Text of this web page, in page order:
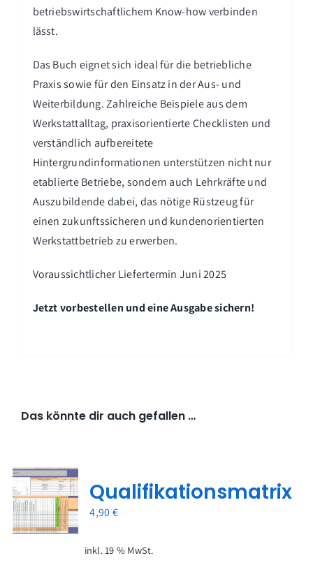
betriebswirtschaftlichem Know-how verbinden
lässt.
Das Buch eignet sich ideal für die betriebliche
Praxis sowie für den Einsatz in der Aus- und
Weiterbildung. Zahlreiche Beispiele aus dem
Werkstattalltag, praxisorientierte Checklisten und
verständlich aufbereitete
Hintergrundinformationen unterstützen nicht nur
etablierte Betriebe, sondern auch Lehrkräfte und
Auszubildende dabei, das nötige Rüstzeug für
einen zukunftssicheren und kundenorientierten
Werkstattbetrieb zu erwerben.
Voraussichtlicher Liefertermin Juni 2025
Jetzt vorbestellen und eine Ausgabe sichern!
Das könnte dir auch gefallen …
Qualifikationsmatrix
4,90€
inkl. 19 % MwSt.